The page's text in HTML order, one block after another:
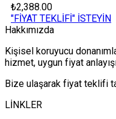
₺2,388.00
"FİYAT TEKLİFİ" İSTEYİN
Hakkımızda
Kişisel koruyucu
hizmet, uygun fiyat
Bize ulaşarak fiyat teklifi
LİNKLER